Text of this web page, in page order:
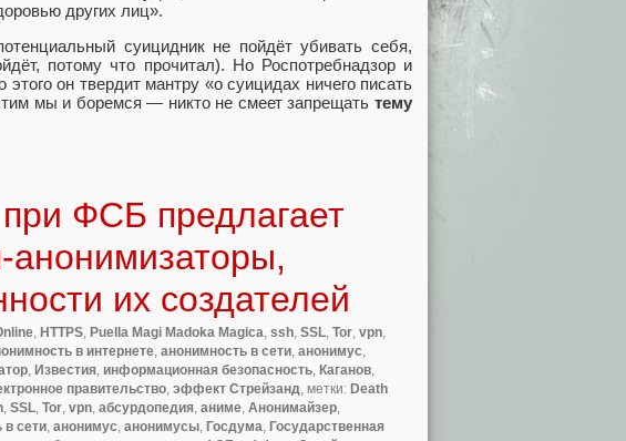
других лиц».
суицидник не пойдёт убивать себя,
потому что прочитал). Но Роспотребнадзор и
он твердит мантру «о суицидах ничего писать
мы и боремся — никто не смеет запрещать тему
ФСБ предлагает
анонимизаторы,
их создателей
, HTTPS, Puella Magi Madoka Magica, ssh, SSL, Tor, vpn,
в интернете, анонимность в сети, анонимус,
, Известия, информационная безопасность, Каганов,
правительство, эффект Стрейзанд, метки: Death
, SSL, Tor, vpn, абсурдопедия, аниме, Анонимайзер,
в сети, анонимус, анонимусы, Госдума, Государственная